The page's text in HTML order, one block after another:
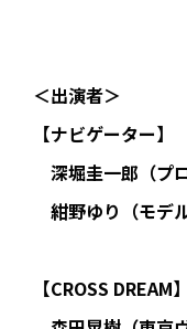
＜出演者＞
【ナビゲーター】
深堀圭一郎（プ
紺野ゆり（モデル
【CROSS DREAM】